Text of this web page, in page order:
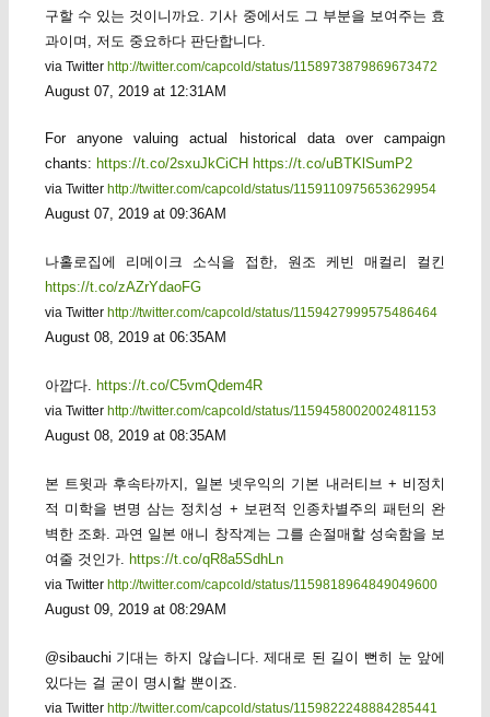
구할 수 있는 것이니까요. 기사 중에서도 그 부분을 보여주는 효
과이며, 저도 중요하다 판단합니다.
via Twitter http://twitter.com/capcold/status/1158973879869673472
August 07, 2019 at 12:31AM
For anyone valuing actual historical data over campaign
chants: https://t.co/2sxuJkCiCH https://t.co/uBTKlSumP2
via Twitter http://twitter.com/capcold/status/1159110975653629954
August 07, 2019 at 09:36AM
나홀로집에 리메이크 소식을 접한, 원조 케빈 매컬리 컬킨
https://t.co/zAZrYdaoFG
via Twitter http://twitter.com/capcold/status/1159427999575486464
August 08, 2019 at 06:35AM
아깝다. https://t.co/C5vmQdem4R
via Twitter http://twitter.com/capcold/status/1159458002002481153
August 08, 2019 at 08:35AM
본 트윗과 후속타까지, 일본 넷우익의 기본 내러티브 + 비정치
적 미학을 변명 삼는 정치성 + 보편적 인종차별주의 패턴의 완
벽한 조화. 과연 일본 애니 창작계는 그를 손절매할 성숙함을 보
여줄 것인가.
https://t.co/qR8a5SdhLn
via Twitter http://twitter.com/capcold/status/1159818964849049600
August 09, 2019 at 08:29AM
@sibauchi 기대는 하지 않습니다. 제대로 된 길이 뻔히 눈 앞에
있다는 걸 굳이 명시할 뿐이죠.
via Twitter http://twitter.com/capcold/status/1159822248884285441